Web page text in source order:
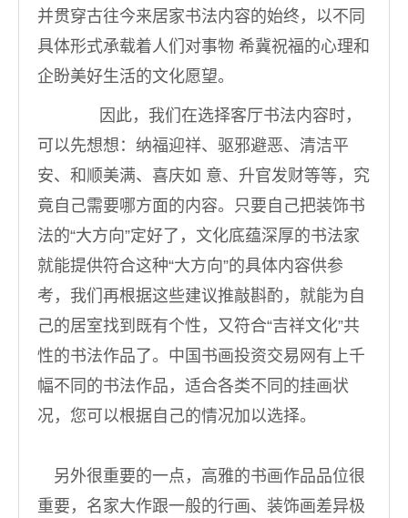
并贯穿古往今来居家书法内容的始终，以不同
具体形式承载着人们对事物 希冀祝福的心理和
企盼美好生活的文化愿望。
因此，我们在选择客厅书法内容时，
可以先想想：纳福迎祥、驱邪避恶、清洁平
安、和顺美满、喜庆如 意、升官发财等等，究
竟自己需要哪方面的内容。只要自己把装饰书
法的“大方向”定好了，文化底蕴深厚的书法家
就能提供符合这种“大方向”的具体内容供参
考，我们再根据这些建议推敲斟酌，就能为自
己的居室找到既有个性，又符合“吉祥文化”共
性的书法作品了。中国书画投资交易网有上千
幅不同的书法作品，适合各类不同的挂画状
况，您可以根据自己的情况加以选择。
另外很重要的一点，高雅的书画作品品位很
重要，名家大作跟一般的行画、装饰画差异极